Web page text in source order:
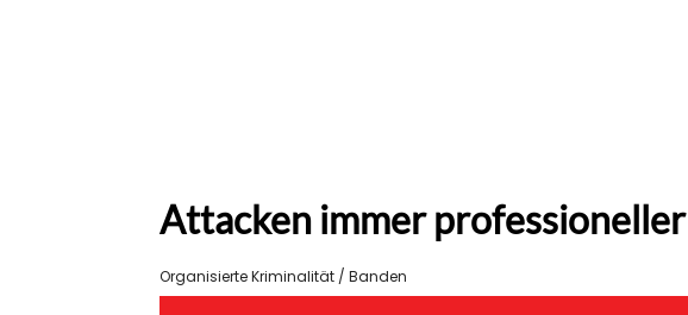
Attacken immer professioneller
Organisierte Kriminalität / Banden